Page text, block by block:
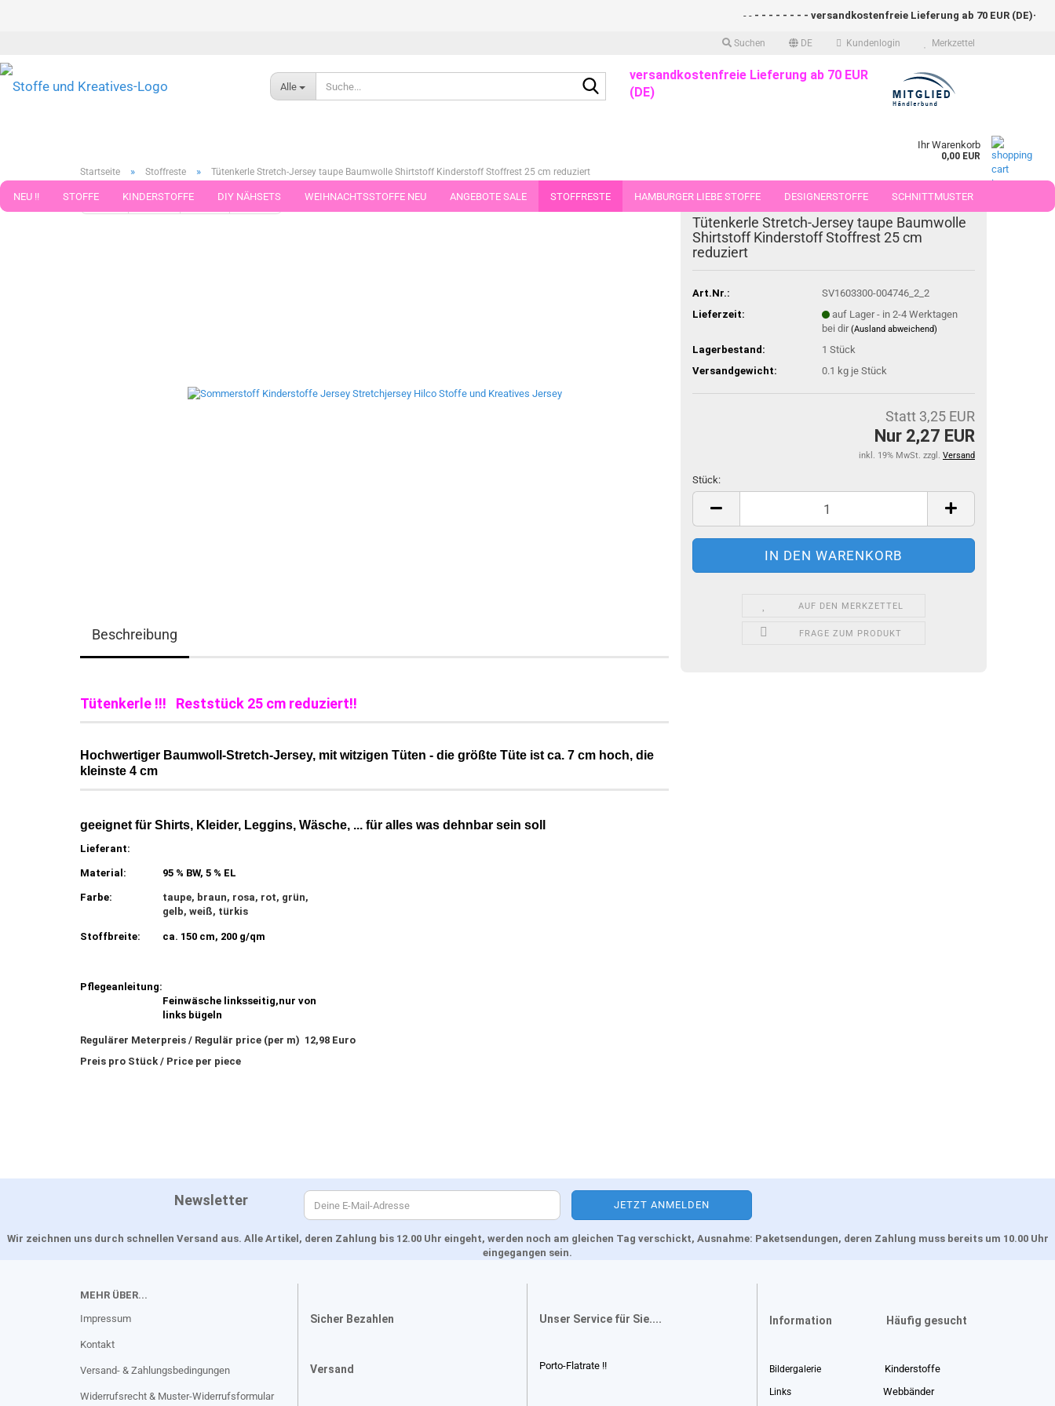
Suchen DE Kundenlogin Merkzettel
- - - - - - - - versandkostenfreie Lieferung ab 70 EUR (DE)- - -
Alle
Suche...versandkostenfreie Lieferung ab 70 EUR
(DE)
Ihr Warenkorb
0,00 EUR
NEU !! STOFFE KINDERSTOFFE DIY NÄHSETS WEIHNACHTSSTOFFE NEU ANGEBOTE SALE STOFFRESTE HAMBURGER LIEBE STOFFE DESIGNERSTOFFE SCHNITTMUSTER
STOFFE IN STÜCKEN VON 25 UND 50 CM
Startseite » Stoffreste » Tütenkerle Stretch-Jersey taupe Baumwolle Shirtstoff Kinderstoff Stoffrest 25 cm reduziert
« Erster « zurück weiter » Letzter » Artikel in dieser Kategorie
Tütenkerle Stretch-Jersey taupe Baumwolle
Shirtstoff Kinderstoff Stoffrest 25 cm
reduziert
Art.Nr.:
SV1603300-004746_2_2
Lieferzeit:
auf Lager - in 2-4 Werktagen
bei dir(Ausland abweichend)
Lagerbestand: 1 Stück
Versandgewicht:
0.1 kg je Stück
Statt 3,25 EUR
Nur 2,27 EUR
inkl. 19% MwSt. zzgl. Versand
Stück:
Stück
AUF DEN MERKZETTEL
FRAGE ZUM PRODUKT
Beschreibung
Tütenkerle !!! Reststück 25 cm reduziert!!
Hochwertiger Baumwoll-Stretch-Jersey, mit witzigen Tüten - die größte Tüte ist ca. 7 cm hoch, die
kleinste 4 cm
geeignet für Shirts, Kleider, Leggins, Wäsche, ... für alles was dehnbar sein soll
Lieferant:
Material: 95 % BW, 5 % EL
Farbe:
taupe, braun, rosa, rot, grün,
gelb, weiß, türkis
Stoffbreite: ca. 150 cm, 200 g/qm
Pflegeanleitung:
Feinwäsche linksseitig,nur von
links bügeln
Regulärer Meterpreis / Regulär price (per m) 12,98 Euro
Preis pro Stück / Price per piece
Newsletter
Wir zeichnen uns durch schnellen Versand aus. Alle Artikel, deren Zahlung bis 12.00 Uhr eingeht, werden noch am gleichen Tag verschickt, Ausnahme: Paketsendungen, deren Zahlung muss bereits um 10.00 Uhr
eingegangen sein.
MEHR ÜBER...
Impressum
Kontakt
Versand- & Zahlungsbedingungen
Widerrufsrecht & Muster-Widerrufsformular
Sicher Bezahlen
Versand
Unser Service für Sie....
Porto-Flatrate !!
Information Häufig gesucht
Bildergalerie Kinderstoffe
Links Webbänder